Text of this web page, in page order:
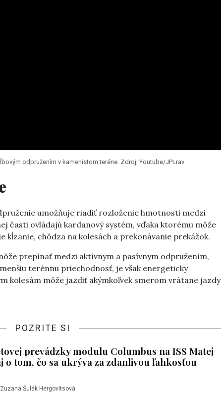
odpružením v kamenistom teréne. Zdroj: Youtube/JPLrav
umožňuje riadiť rozloženie hmotnosti medzi
časti ovládajú kardanový systém, vďaka ktorému môže
chôdza na kolesách a prekonávanie prekážok.
prepínať medzi aktívnym a pasívnym odpružením,
terénnu priechodnosť, je však energeticky
kolesám môže jazdiť akýmkoľvek smerom vrátane jazdy
POZRITE SI
prevádzky modulu Columbus na ISS Matej
o tom, čo sa ukrýva za zdanlivou ľahkosťou
Zuzana Šulák Hergovitsová